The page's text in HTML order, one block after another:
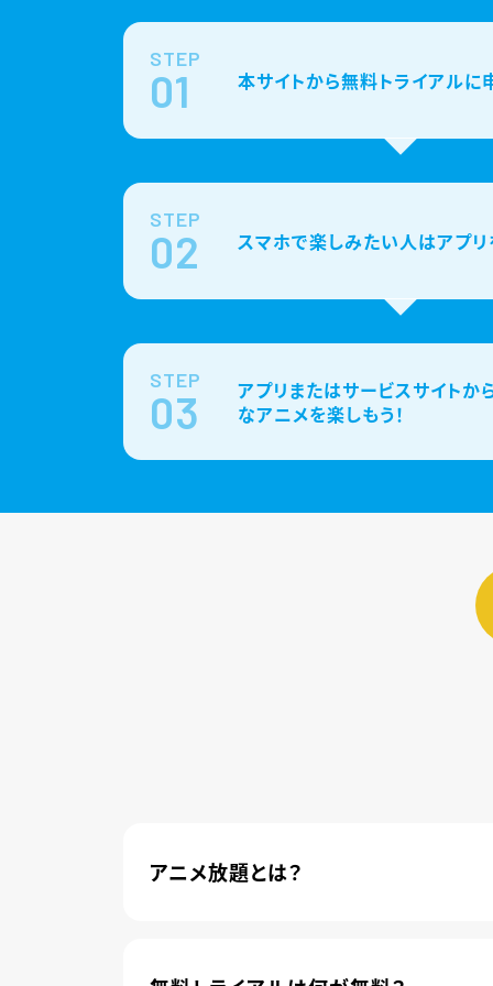
STEP
01 本サイトから無料トライアルに
STEP
02 スマホで楽しみたい人はアプリ
STEP
03
アプリまたはサービスサイトか
なアニメを楽しもう！
アニメ放題とは？